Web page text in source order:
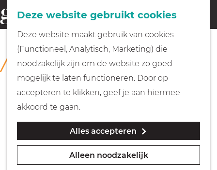
Deze website gebruikt cookies
Deze website maakt gebruik van cookies
(Functioneel, Analytisch, Marketing) die
noodzakelijk zijn om de website zo goed
mogelijk te laten functioneren. Door op
accepteren te klikken, geef je aan hiermee
akkoord te gaan.
Alles accepteren
Alleen noodzakelijk
G
a
Fietsen
Wandelen
Geocachen
Naar het museum
o
e
k
e
n
COLLECTIE
Kasteel Museum Sypesteyn